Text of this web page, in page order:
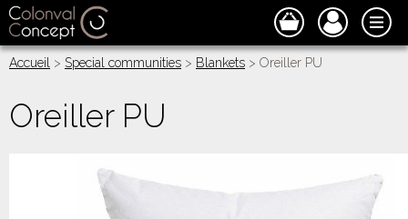
Accueil > Special communities > Blankets > Oreiller PU
Oreiller PU